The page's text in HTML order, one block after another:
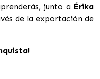
junto a Érika
de la exportación de